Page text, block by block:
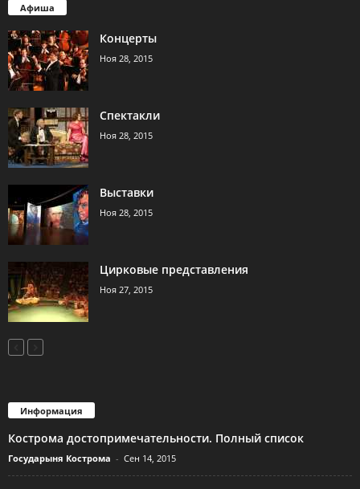
Афиша
Концерты
Ноя 28, 2015
Спектакли
Ноя 28, 2015
Выставки
Ноя 28, 2015
Цирковые представления
Ноя 27, 2015
Информация
Кострома достопримечательности. Полный список
Государыня Кострома - Сен 14, 2015